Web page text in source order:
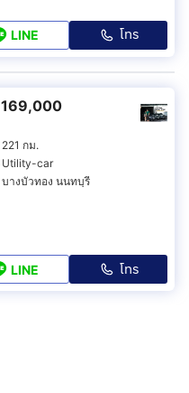
LINE โทร
169,000
221 กม.
Utility-car
บางบัวทอง นนทบุรี
LINE โทร